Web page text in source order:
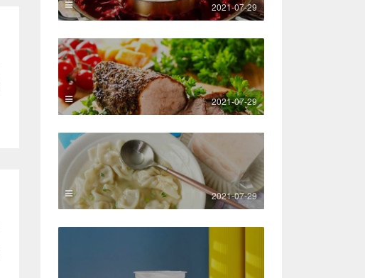
2021-07-29
2021-07-29
2021-07-29